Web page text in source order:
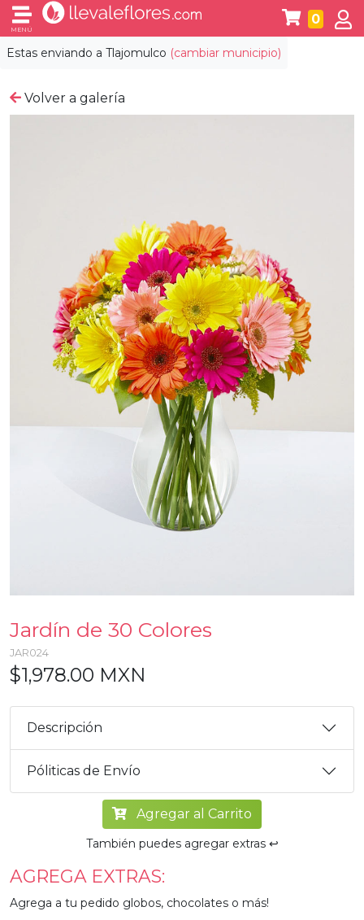
Estas enviando a Tlajomulco (cambiar municipio)
MENÚ
0
Volver a galería
Jardín de 30 Colores
JAR024
$1,978.00 MXN
Descripción
Póliticas de Envío
Agregar al Carrito
También puedes agregar extras ↩️
AGREGA EXTRAS:
Agrega a tu pedido globos, chocolates o más!